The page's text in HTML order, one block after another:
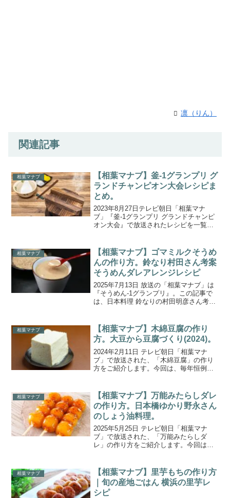
凛（りん）
関連記事
相葉マナブ
【相葉マナブ】釜-1グランプリ グ
ランドチャンピオン大会レシピま
とめ。
2023年8月27日テレビ朝日「相葉マナ
ブ」『釜-1グランプリ グランドチャンピ
オン大会』で放送されたレシピを一覧に
10回以上勝ち抜いてきた3つの釜飯の中か
ら、チャン...
相葉マナブ
【相葉マナブ】ゴマミルクそうめ
んの作り方。鈴なり村田さん考案
そうめんダレアレンジレシピ
2025年7月13日 放送の「相葉マナブ」は
『そうめん-1グランプリ』。この記事で
は、日本料理 鈴なりの村田明彦さん考案
ご紹介しています。
相葉マナブ
【相葉マナブ】木綿豆腐の作り
方。大豆から豆腐づくり(2024)。
2024年2月11日 テレビ朝日「相葉マナ
ブ」で放送された、「木綿豆腐」の作り
方をご紹介します。今回は、毎年恒例の
た“豆乳”で豆腐作りに挑戦です。“絹ごし
豆腐”と“木...
相葉マナブ
【相葉マナブ】万能みたらしダレ
の作り方。日本橋ゆかり野永さん
のしょう油料理。
2025年5月25日 テレビ朝日「相葉マナ
ブ」で放送された、「万能みたらしダ
レ」の作り方をご紹介します。今回は
て、和食の料理人 日本橋ゆかり 3代目の
野永喜三夫さんから...
相葉マナブ
【相葉マナブ】里芋もちの作り方
｜旬の産地ごはん 横浜の里芋レ
シピ